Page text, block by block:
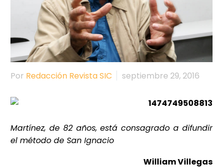
Por Redacción Revista SIC septiembre 29, 2016
Martínez, de 82 años, está consagrado a difundir
el método de San Ignacio
William Villegas